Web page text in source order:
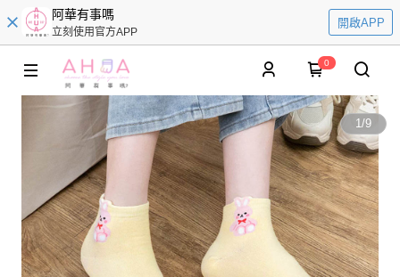
阿華有事嗎
立刻使用官方APP
開啟APP
0
1/9